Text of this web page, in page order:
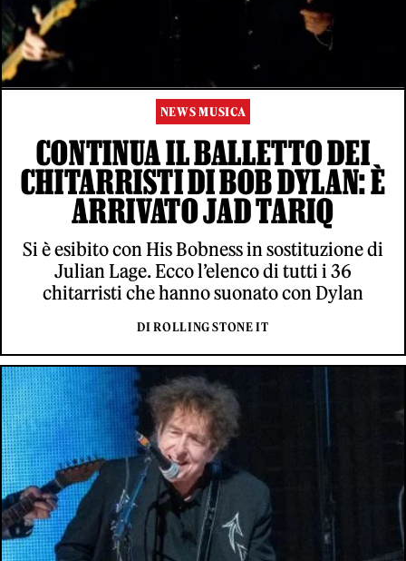
NEWS MUSICA
CONTINUA IL BALLETTO DEI
CHITARRISTI DI BOB DYLAN: È
ARRIVATO JAD TARIQ
Si è esibito con His Bobness in sostituzione di
Julian Lage. Ecco l’elenco di tutti i 36
chitarristi che hanno suonato con Dylan
DI ROLLING STONE IT